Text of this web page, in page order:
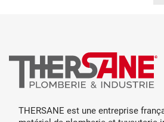
THERSANE est une entreprise